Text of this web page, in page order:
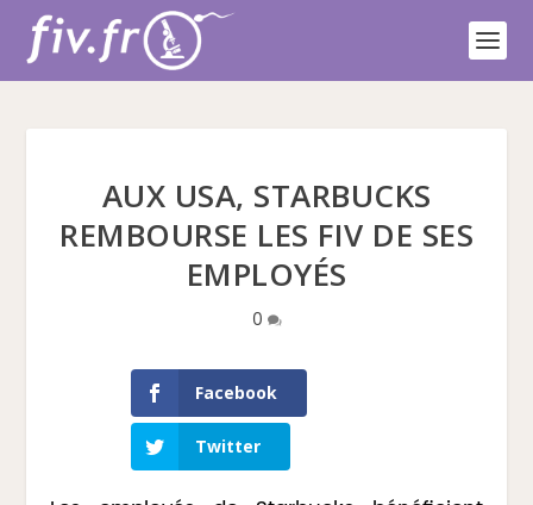
AUX USA, STARBUCKS
REMBOURSE LES FIV DE SES
EMPLOYÉS
0
Facebook
Twitter